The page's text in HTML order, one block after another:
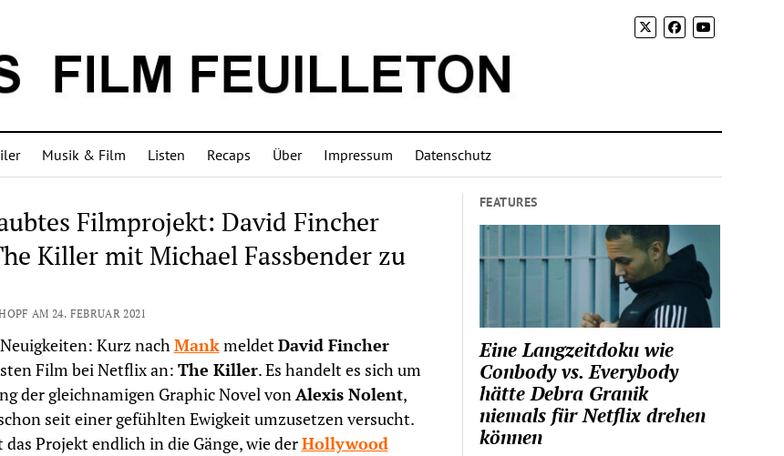
Musik & Film Listen Recaps Über Impressum Datenschutz
Filmprojekt: David Fincher
Killer mit Michael Fassbender zu
AM 24. FEBRUAR 2021
Kurz nachMankmeldetDavid Fincher
Film bei Netflix an: The Killer. Es handelt es sich um
der gleichnamigen Graphic Novel vonAlexis Nolent,
seit einer gefühlten Ewigkeit umzusetzen versucht.
Projekt endlich in die Gänge, wie derHollywood
FEATURES
Eine Langzeitdoku wie
Conbody vs. Everybody
hätte Debra Granik
niemals für Netflix drehen
können